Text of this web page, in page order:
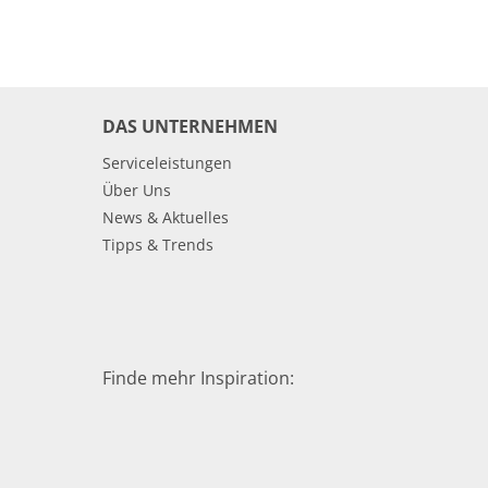
DAS UNTERNEHMEN
Serviceleistungen
Über Uns
News & Aktuelles
Tipps & Trends
Finde mehr Inspiration: